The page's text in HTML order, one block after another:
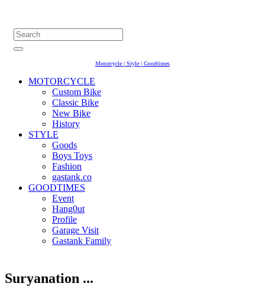
Motorcycle | Style | Goodtimes
MOTORCYCLE
Custom Bike
Classic Bike
New Bike
History
STYLE
Goods
Boys Toys
Fashion
gastank.co
GOODTIMES
Event
Hang0ut
Profile
Garage Visit
Gastank Family
Suryanation ...